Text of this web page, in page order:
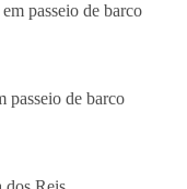
passeio de barco